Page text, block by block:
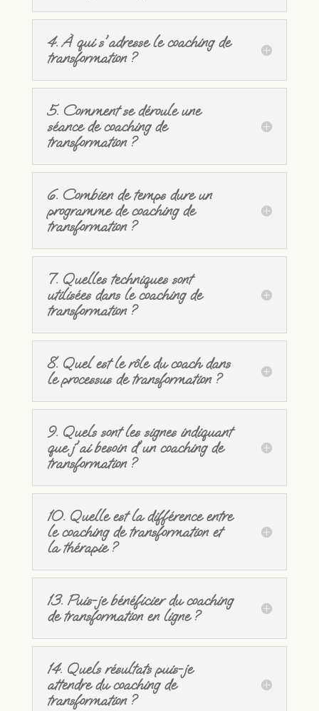
4. À qui s'adresse le coaching de
transformation ?
5. Comment se déroule une
séance de coaching de
transformation ?
6. Combien de temps dure un
programme de coaching de
transformation ?
7. Quelles techniques sont
utilisées dans le coaching de
transformation ?
8. Quel est le rôle du coach dans
le processus de transformation ?
9. Quels sont les signes indiquant
que j'ai besoin d'un coaching de
transformation ?
10. Quelle est la différence entre
le coaching de transformation et
la thérapie ?
13. Puis-je bénéficier du coaching
de transformation en ligne ?
14. Quels résultats puis-je
attendre du coaching de
transformation ?